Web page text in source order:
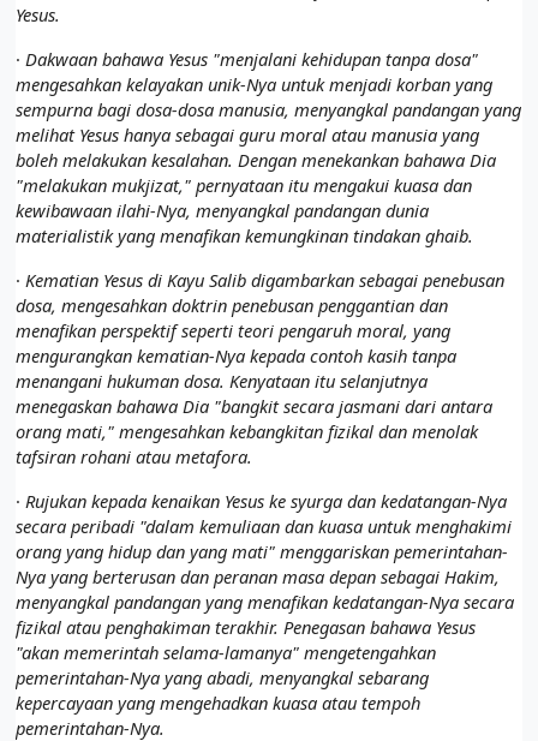
Yesus.
· Dakwaan bahawa Yesus "menjalani kehidupan tanpa dosa"
mengesahkan kelayakan unik-Nya untuk menjadi korban yang
sempurna bagi dosa-dosa manusia, menyangkal pandangan yang
melihat Yesus hanya sebagai guru moral atau manusia yang
boleh melakukan kesalahan. Dengan menekankan bahawa Dia
"melakukan mukjizat," pernyataan itu mengakui kuasa dan
kewibawaan ilahi-Nya, menyangkal pandangan dunia
materialistik yang menafikan kemungkinan tindakan ghaib.
· Kematian Yesus di Kayu Salib digambarkan sebagai penebusan
dosa, mengesahkan doktrin penebusan penggantian dan
menafikan perspektif seperti teori pengaruh moral, yang
mengurangkan kematian-Nya kepada contoh kasih tanpa
menangani hukuman dosa. Kenyataan itu selanjutnya
menegaskan bahawa Dia "bangkit secara jasmani dari antara
orang mati," mengesahkan kebangkitan fizikal dan menolak
tafsiran rohani atau metafora.
· Rujukan kepada kenaikan Yesus ke syurga dan kedatangan-Nya
secara peribadi "dalam kemuliaan dan kuasa untuk menghakimi
orang yang hidup dan yang mati" menggariskan pemerintahan-
Nya yang berterusan dan peranan masa depan sebagai Hakim,
menyangkal pandangan yang menafikan kedatangan-Nya secara
fizikal atau penghakiman terakhir. Penegasan bahawa Yesus
"akan memerintah selama-lamanya" mengetengahkan
pemerintahan-Nya yang abadi, menyangkal sebarang
kepercayaan yang mengehadkan kuasa atau tempoh
pemerintahan-Nya.